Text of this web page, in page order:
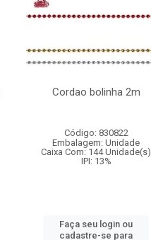
Cordao bolinha 2m
Código: 830822
Embalagem: Unidade
Caixa Com: 144 Unidade(s)
IPI: 13%
Faça seu login ou
cadastre-se para